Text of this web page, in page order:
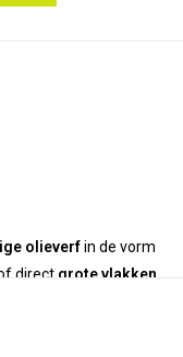
olieverfin de vorm
direct grote vlakken